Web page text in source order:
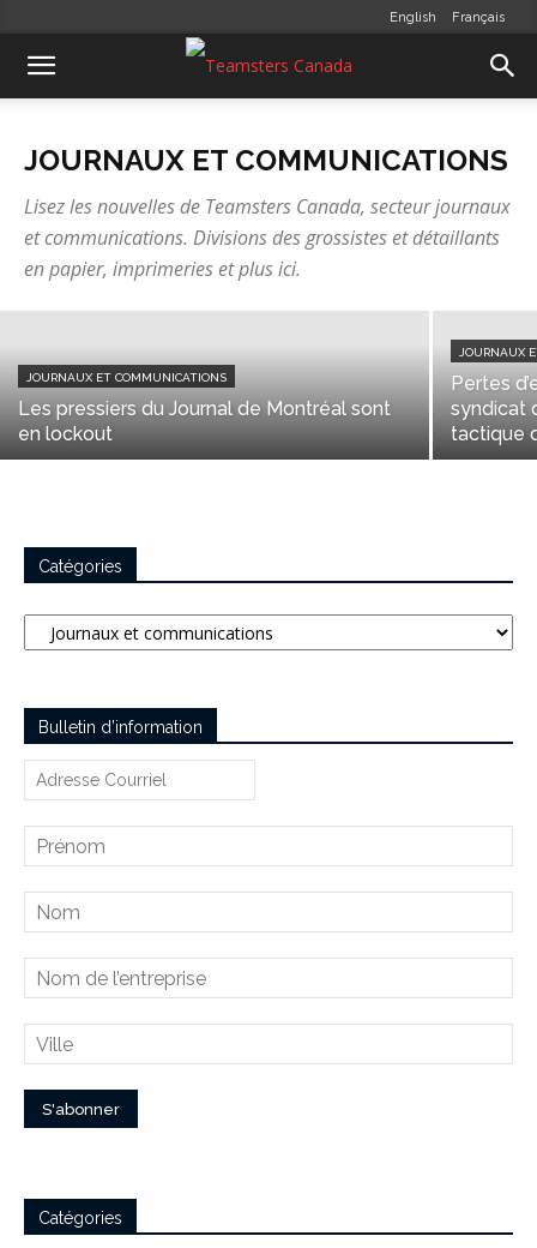
English Français
JOURNAUX ET COMMUNICATIONS
Lisez les nouvelles de Teamsters Canada, secteur journaux
et communications. Divisions des grossistes et détaillants
en papier, imprimeries et plus ici.
l’imprimerie Québecor Média de
Mirabel devront réintégrer des
travailleurs mis à pied
Stéphanie Meunier - septembre 16, 2015
JOURNAUX ET COMMUNICATIONS
Les pressiers du Journal de Montréal sont
en lockout
JOURNAUX
Pertes
syndicat
tactique
Catégories
Catégories
Bulletin d’information
Catégories